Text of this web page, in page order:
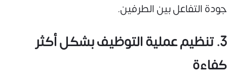
جودة التفاعل بين الطرفين.
3. تنظيم عملية التوظيف بشكل أكثر
كفاءة